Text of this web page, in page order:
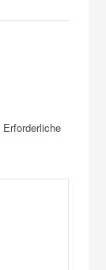
Erforderliche